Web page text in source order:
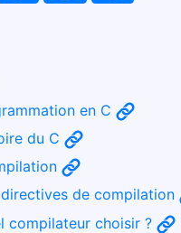
en C
du C
directives de compilation
compilateur choisir ?